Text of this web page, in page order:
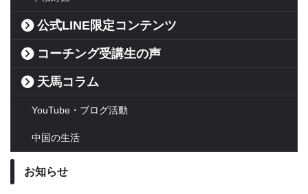
公式LINE限定コンテンツ
コーチング受講生の声
天馬コラム
YouTube・ブログ活動
中国の生活
お知らせ